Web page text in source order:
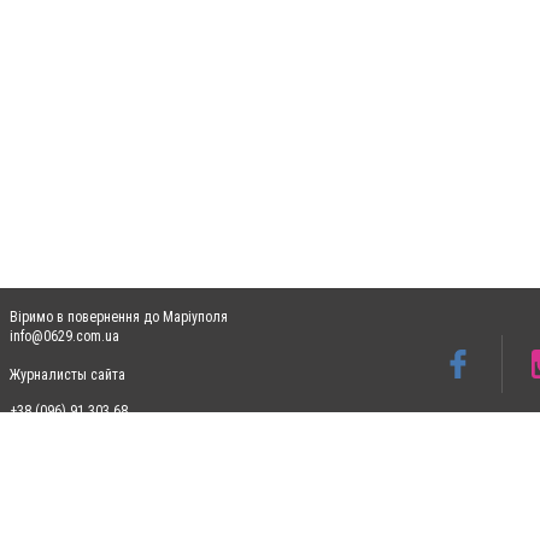
Віримо в повернення до Маріуполя
info@0629.com.ua
Журналисты сайта
+38 (096) 91 303 68